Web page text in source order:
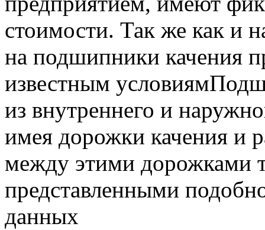
стоимости. Так же как и
на подшипники качения
известным
из внутреннего и
имея дорожки качения и
между этими дорожками
представленными
данных